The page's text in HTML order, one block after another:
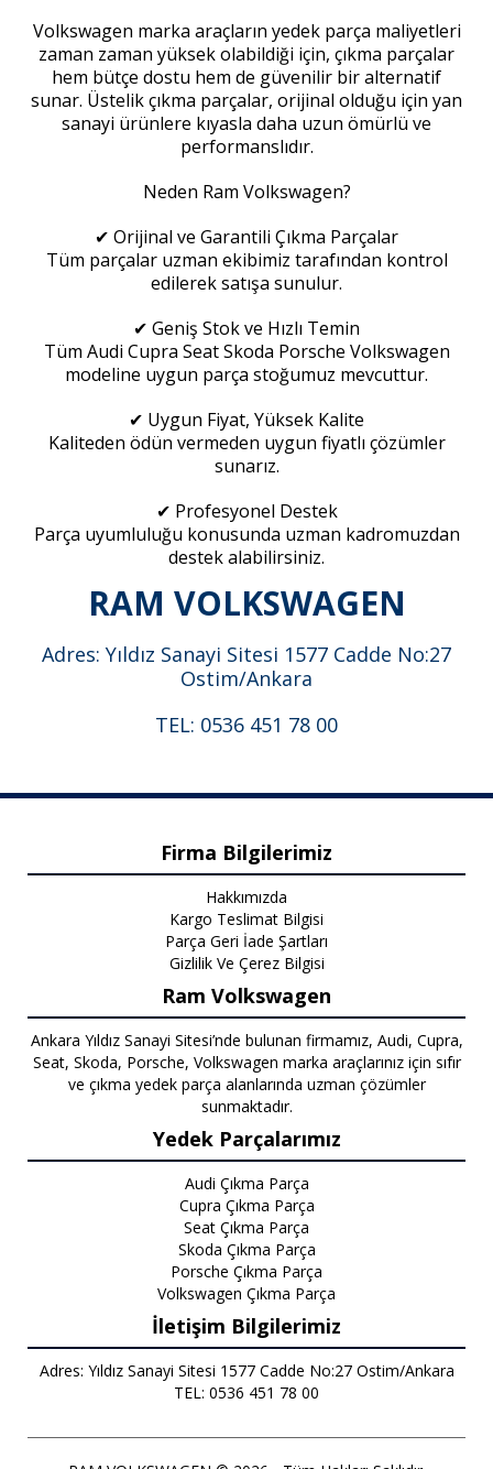
Volkswagen marka araçların yedek parça maliyetleri
zaman zaman yüksek olabildiği için, çıkma parçalar
hem bütçe dostu hem de güvenilir bir alternatif
sunar. Üstelik çıkma parçalar, orijinal olduğu için yan
sanayi ürünlere kıyasla daha uzun ömürlü ve
performanslıdır.
Neden Ram Volkswagen?
✔ Orijinal ve Garantili Çıkma Parçalar
Tüm parçalar uzman ekibimiz tarafından kontrol
edilerek satışa sunulur.
✔ Geniş Stok ve Hızlı Temin
Tüm Audi Cupra Seat Skoda Porsche Volkswagen
modeline uygun parça stoğumuz mevcuttur.
✔ Uygun Fiyat, Yüksek Kalite
Kaliteden ödün vermeden uygun fiyatlı çözümler
sunarız.
✔ Profesyonel Destek
Parça uyumluluğu konusunda uzman kadromuzdan
destek alabilirsiniz.
RAM VOLKSWAGEN
Adres: Yıldız Sanayi Sitesi 1577 Cadde No:27
Ostim/Ankara
TEL: 0536 451 78 00
Firma Bilgilerimiz
Hakkımızda
Kargo Teslimat Bilgisi
Parça Geri İade Şartları
Gizlilik Ve Çerez Bilgisi
Ram Volkswagen
Ankara Yıldız Sanayi Sitesi’nde bulunan firmamız, Audi, Cupra,
Seat, Skoda, Porsche, Volkswagen marka araçlarınız için sıfır
ve çıkma yedek parça alanlarında uzman çözümler
sunmaktadır.
Yedek Parçalarımız
Audi Çıkma Parça
Cupra Çıkma Parça
Seat Çıkma Parça
Skoda Çıkma Parça
Porsche Çıkma Parça
Volkswagen Çıkma Parça
İletişim Bilgilerimiz
Adres: Yıldız Sanayi Sitesi 1577 Cadde No:27 Ostim/Ankara
TEL: 0536 451 78 00